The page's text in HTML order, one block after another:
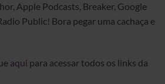
Apple Podcasts, Breaker, Google
Public! Bora pegar uma cachaça e
aqui para acessar todos os links da